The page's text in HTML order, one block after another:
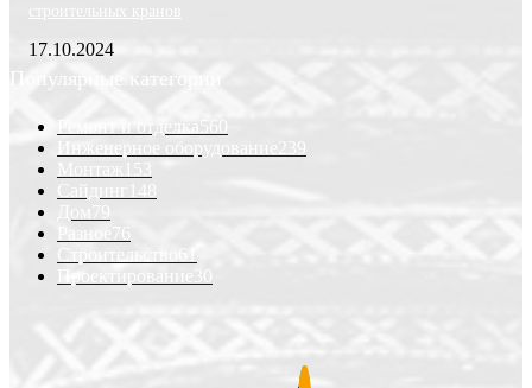
строительных кранов
17.10.2024
Популярные категории
Ремонт и отделка 560
Инженерное оборудование 239
Монтаж
153
Сайдинг
148
79
Разное
76
Строительство
61
Проектирование